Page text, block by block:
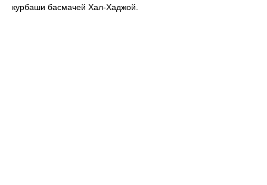
курбаши басмачей Хал-Хаджой.